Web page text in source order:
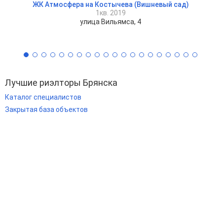
ЖК Атмосфера на Костычева (Вишневый сад)
1кв. 2019
улица Вильямса, 4
Лучшие риэлторы Брянска
Каталог специалистов
Закрытая база объектов